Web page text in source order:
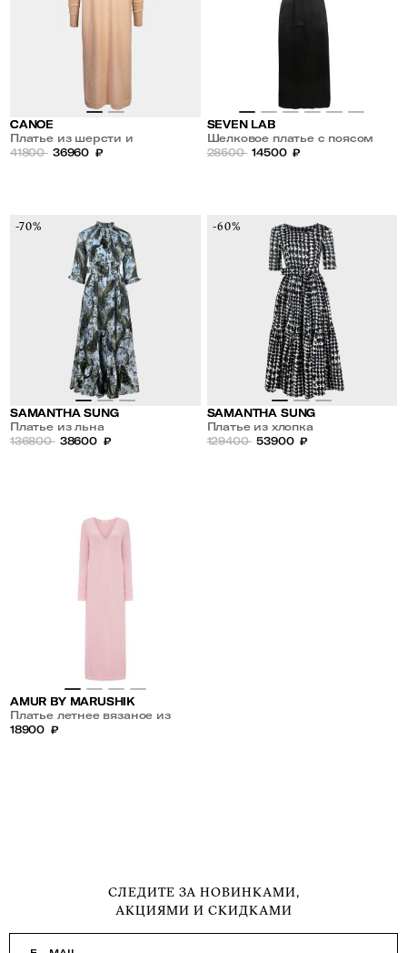
CANOE
Платье из шерсти и
кашемира
41800 36960 ₽
SEVEN LAB
Шелковое платье с поясом
28500 14500 ₽
-70%
SAMANTHA SUNG
Платье из льна
136800 38600 ₽
-60%
SAMANTHA SUNG
Платье из хлопка
129400 53900 ₽
AMUR BY MARUSHIK
Платье летнее вязаное из
хлопка Легкий Румянец
18900 ₽
СЛЕДИТЕ ЗА НОВИНКАМИ,
АКЦИЯМИ И СКИДКАМИ